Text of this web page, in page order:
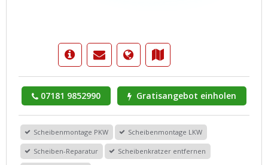
07181 9852990 Gratisangebot einholen
Scheibenmontage PKW Scheibenmontage LKW
Scheiben-Reparatur Scheibenkratzer entfernen